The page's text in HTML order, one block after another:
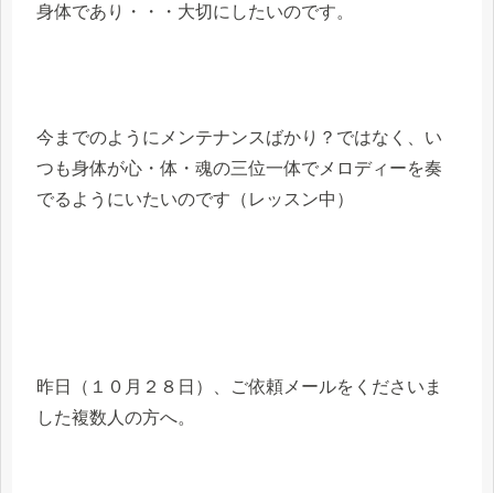
身体であり・・・大切にしたいのです。
今までのようにメンテナンスばかり？ではなく、い
つも身体が心・体・魂の三位一体でメロディーを奏
でるようにいたいのです（レッスン中）
昨日（１０月２８日）、ご依頼メールをくださいま
した複数人の方へ。